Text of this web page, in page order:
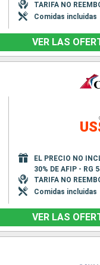
TARIFA NO
Comidas incluidas
VER LAS
EL PRECIO NO
30% DE AFIP - RG
TARIFA NO
Comidas incluidas
VER LAS